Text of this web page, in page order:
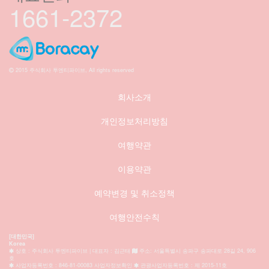
1661-2372
2015 주식회사 투엔티파이브, All rights reserved
회사소개
개인정보처리방침
여행약관
이용약관
예약변경 및 취소정책
여행안전수칙
[대한민국]
Korea
상호 : 주식회사 투엔티파이브 | 대표자 : 김근태
주소: 서울특별시 송파구 송파대로 28길 24, 906
호
사업자등록번호 : 846-81-00083 사업자정보확인
관광사업자등록번호 : 제 2015-11호